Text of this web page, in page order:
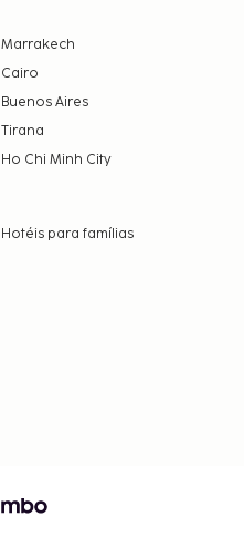
Marrakech
Cairo
Buenos Aires
Tirana
Ho Chi Minh City
Hotéis para famílias